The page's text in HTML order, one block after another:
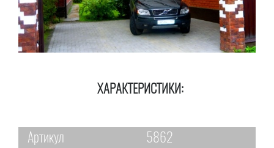
ХАРАКТЕРИСТИКИ:
Артикул
5862